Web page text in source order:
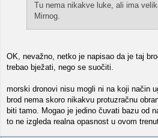
Tu nema nikakve luke, ali ima
Mirnog.
OK, nevažno, netko je napisao da je taj
trebao bježati, nego se suočiti.
morski dronovi nisu mogli ni na koji način
brod nema skoro nikakvu protuzračnu
biti tamo. Mogao je jedino čuvati bazu od
to ne izgleda realna opasnost u ovom